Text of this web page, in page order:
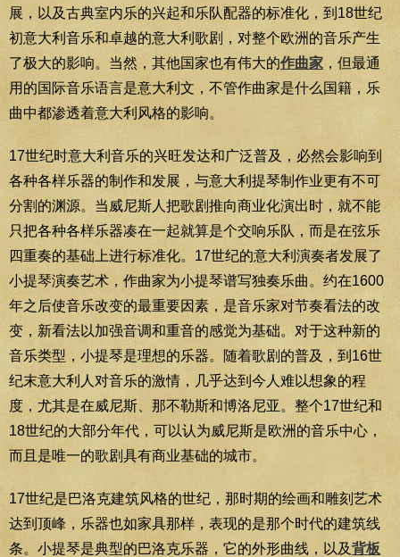
展，以及古典室内乐的兴起和乐队配器的标准化，到18世纪
初意大利音乐和卓越的意大利歌剧，对整个欧洲的音乐产生
了极大的影响。当然，其他国家也有伟大的作曲家 ，但最通
用的国际音乐语言是意大利文，不管作曲家是什么国籍，乐
曲中都渗透着意大利风格的影响。
17世纪时意大利音乐的兴旺发达和广泛普及，必然会影响到
各种各样乐器的制作和发展，与意大利提琴制作业更有不可
分割的渊源。当威尼斯人把歌剧推向商业化演出时，就不能
只把各种各样乐器凑在一起就算是个交响乐队，而是在弦乐
四重奏的基础上进行标准化。17世纪的意大利演奏者发展了
小提琴演奏艺术，作曲家为小提琴谱写独奏乐曲。约在1600
年之后使音乐改变的最重要因素，是音乐家对节奏看法的改
变，新看法以加强音调和重音的感觉为基础。对于这种新的
音乐类型，小提琴是理想的乐器。随着歌剧的普及，到16世
纪末意大利人对音乐的激情，几乎达到今人难以想象的程
度，尤其是在威尼斯、那不勒斯和博洛尼亚。整个17世纪和
18世纪的大部分年代，可以认为威尼斯是欧洲的音乐中心，
而且是唯一的歌剧具有商业基础的城市。
17世纪是巴洛克建筑风格的世纪，那时期的绘画和雕刻艺术
达到顶峰，乐器也如家具那样，表现的是那个时代的建筑线
条。小提琴是典型的巴洛克乐器，它的外形曲线，以及背板